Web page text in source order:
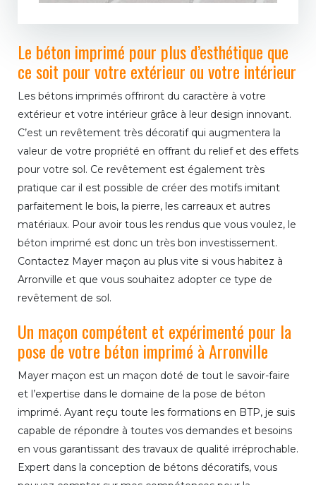
Le béton imprimé pour plus d’esthétique que
ce soit pour votre extérieur ou votre intérieur
Les bétons imprimés offriront du caractère à votre
extérieur et votre intérieur grâce à leur design innovant.
C’est un revêtement très décoratif qui augmentera la
valeur de votre propriété en offrant du relief et des effets
pour votre sol. Ce revêtement est également très
pratique car il est possible de créer des motifs imitant
parfaitement le bois, la pierre, les carreaux et autres
matériaux. Pour avoir tous les rendus que vous voulez, le
béton imprimé est donc un très bon investissement.
Contactez Mayer maçon au plus vite si vous habitez à
Arronville et que vous souhaitez adopter ce type de
revêtement de sol.
Un maçon compétent et expérimenté pour la
pose de votre béton imprimé à Arronville
Mayer maçon est un maçon doté de tout le savoir-faire
et l’expertise dans le domaine de la pose de béton
imprimé. Ayant reçu toute les formations en BTP, je suis
capable de répondre à toutes vos demandes et besoins
en vous garantissant des travaux de qualité irréprochable.
Expert dans la conception de bétons décoratifs, vous